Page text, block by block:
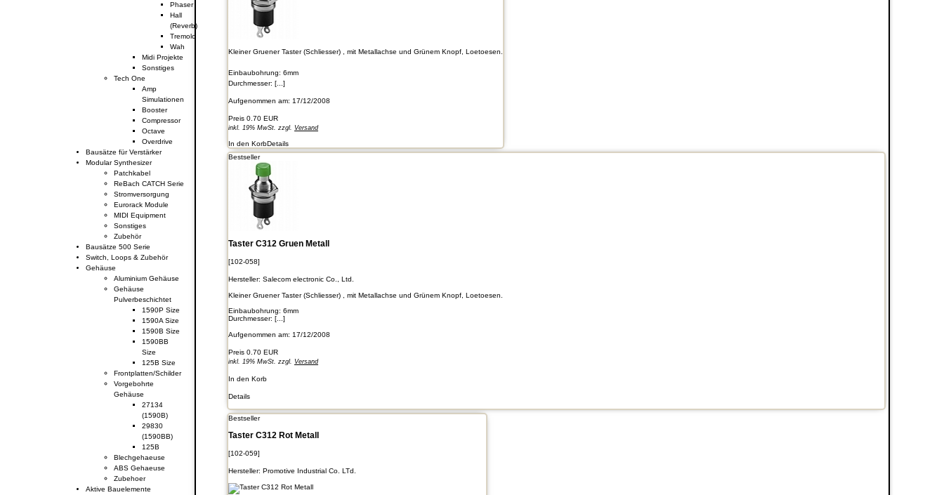
Kleiner Gruener Taster (Schliesser) , mit Metallachse und Grünem Knopf, Loetoesen.
Einbaubohrung: 6mm
Durchmesser: [...]
Aufgenommen am: 17/12/2008
Preis 0.70 EUR
inkl. 19% MwSt. zzgl. Versand
In den KorbDetails
Bestseller
Taster C312 Gruen Metall
[102-058]
Hersteller: Salecom electronic Co., Ltd.
Kleiner Gruener Taster (Schliesser) , mit Metallachse und Grünem Knopf, Loetoesen.
Einbaubohrung: 6mm
Durchmesser: [...]
Aufgenommen am: 17/12/2008
Preis 0.70 EUR
inkl. 19% MwSt. zzgl. Versand
In den Korb
Details
Bestseller
Taster C312 Rot Metall
[102-059]
Hersteller: Promotive Industrial Co. LTd.
Phaser
Hall
(Reverb)
Tremolo
Wah
Midi Projekte
Sonstiges
Tech One
Amp
Simulationen
Booster
Compressor
Octave
Overdrive
Bausätze für Verstärker
Modular Synthesizer
Patchkabel
ReBach CATCH Serie
Stromversorgung
Eurorack Module
MIDI Equipment
Sonstiges
Zubehör
Bausätze 500 Serie
Switch, Loops & Zubehör
Gehäuse
Aluminium Gehäuse
Gehäuse
Pulverbeschichtet
1590P Size
1590A Size
1590B Size
1590BB
Size
125B Size
Frontplatten/Schilder
Vorgebohrte
Gehäuse
27134
(1590B)
29830
(1590BB)
125B
Blechgehaeuse
ABS Gehaeuse
Zubehoer
Aktive Bauelemente